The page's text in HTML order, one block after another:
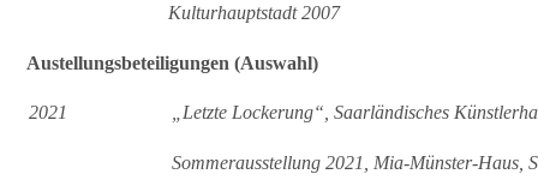
Kulturhauptstadt 2007
Austellungsbeteiligungen (Auswahl)
2021 „Letzte Lockerung“, Saarländisches
Sommerausstellung 2021, Mia-Münster-Haus,